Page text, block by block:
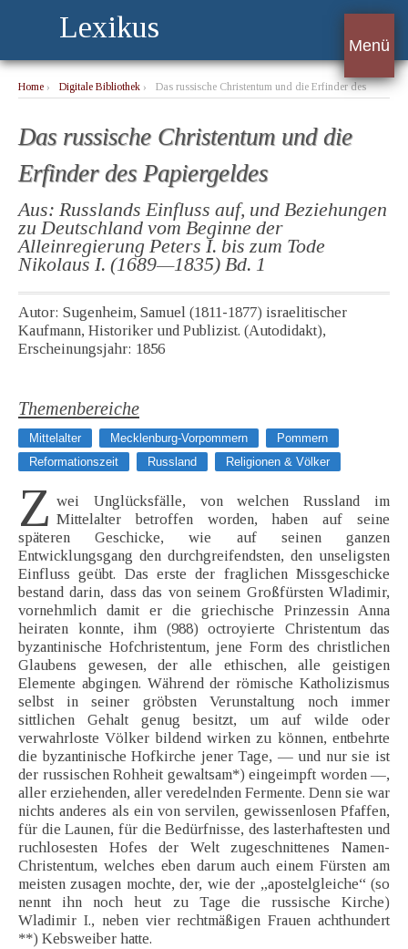
Lexikus
Menü
Home › Digitale Bibliothek ›
Das russische Christentum und die Erfinder des
Das russische Christentum und die
Erfinder des Papiergeldes
Aus: Russlands Einfluss auf, und Beziehungen
zu Deutschland vom Beginne der
Alleinregierung Peters I. bis zum Tode
Nikolaus I. (1689—1835) Bd. 1
Autor: Sugenheim, Samuel (1811-1877) israelitischer
Kaufmann, Historiker und Publizist. (Autodidakt),
Erscheinungsjahr: 1856
Themenbereiche
Mittelalter Mecklenburg-Vorpommern
Pommern
Reformationszeit
Russland Religionen & Völker
Z wei Unglücksfälle, von welchen Russland im
Mittelalter betroffen worden, haben auf seine
späteren Geschicke, wie auf seinen ganzen
Entwicklungsgang den durchgreifendsten, den unseligsten
Einfluss geübt. Das erste der fraglichen Missgeschicke
bestand darin, dass das von seinem Großfürsten Wladimir,
vornehmlich damit er die griechische Prinzessin Anna
heiraten konnte, ihm (988) octroyierte Christentum das
byzantinische Hofchristentum, jene Form des christlichen
Glaubens gewesen, der alle ethischen, alle geistigen
Elemente abgingen. Während der römische Katholizismus
selbst in seiner gröbsten Verunstaltung noch immer
sittlichen Gehalt genug besitzt, um auf wilde oder
verwahrloste Völker bildend wirken zu können, entbehrte
die byzantinische Hofkirche jener Tage, — und nur sie ist
der russischen Rohheit gewaltsam*) eingeimpft worden —,
aller erziehenden, aller veredelnden Fermente. Denn sie war
nichts anderes als ein von servilen, gewissenlosen Pfaffen,
für die Launen, für die Bedürfnisse, des lasterhaftesten und
ruchlosesten Hofes der Welt zugeschnittenes Namen-
Christentum, welches eben darum auch einem Fürsten am
meisten zusagen mochte, der, wie der „apostelgleiche“ (so
nennt ihn noch heut zu Tage die russische Kirche)
Wladimir I., neben vier rechtmäßigen Frauen achthundert
**) Kebsweiber hatte.